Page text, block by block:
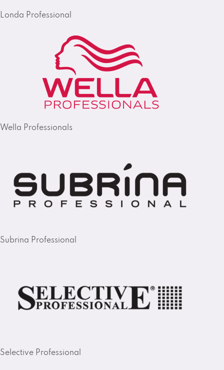
Londa Professional
Wella Professionals
Subrina Professional
Selective Professional